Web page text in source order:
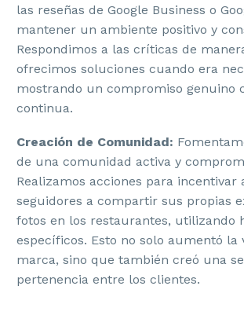
las reseñas de Google Business o
mantener un ambiente positivo y
Respondimos a las críticas de
ofrecimos soluciones cuando era
mostrando un compromiso genuino
continua.
Creación de Comunidad:
de una comunidad activa y
Realizamos acciones para incentivar
seguidores a compartir sus propias
fotos en los restaurantes, utilizando
específicos. Esto no solo aumentó la
marca, sino que también creó una
pertenencia entre los clientes.